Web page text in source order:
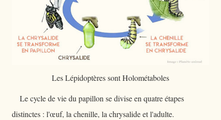
Les Lépidoptères sont Holométaboles
Le cycle de vie du papillon se divise en quatre étapes
distinctes : l'œuf, la chenille, la chrysalide et l'adulte.